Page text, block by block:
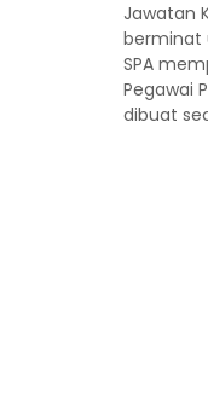
Jawatan
berminat
SPA
Pegawai
dibuat